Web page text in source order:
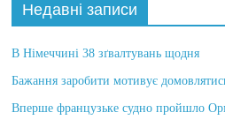
Недавні записи
В Німеччині 38 зґвалтувань щодня
Бажання заробити мотивує
Вперше французьке судно пройшло